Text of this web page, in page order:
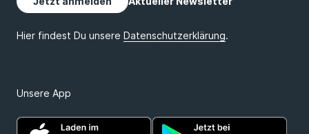
Unsere App